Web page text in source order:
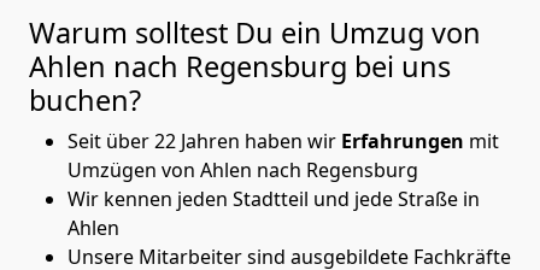
Warum solltest Du ein Umzug von
Ahlen nach Regensburg bei uns
buchen?
Seit über 22 Jahren haben wir Erfahrungen mit
Umzügen von Ahlen nach Regensburg
Wir kennen jeden Stadtteil und jede Straße in
Ahlen
Unsere Mitarbeiter sind ausgebildete Fachkräfte